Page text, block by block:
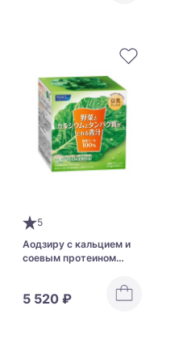
5
Аодзиру с кальцием и
соевым протеином
Vegetables + Calcium &
Protein
5 520 ₽